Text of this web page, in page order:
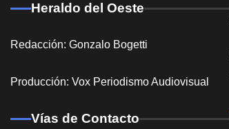
Heraldo del Oeste
Redacción: Gonzalo Bogetti
Producción: Vox Periodismo Audiovisual
Vías de Contacto